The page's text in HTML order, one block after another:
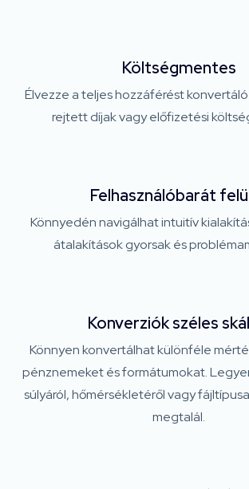
Költségmentes
Élvezze a teljes hozzáférést
rejtett díjak vagy előfizetési
Felhasználóbarát
Könnyedén navigálhat intuitív
átalakítások gyorsak és
Konverziók széles
Könnyen konvertálhat különféle
pénznemeket és formátumokat.
súlyáról, hőmérsékletéről vagy
megtalál.